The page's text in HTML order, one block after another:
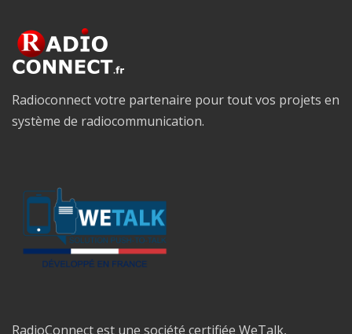
Radioconnect votre partenaire pour tout vos projets en
système de radiocommunication.
RadioConnect est une société certifiée WeTalk,